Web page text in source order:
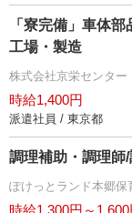
「寮完備」車体
工場・製造
株式会社京栄センター
時給1,400円
派遣社員 / 東京都
調理補助・調理師
ぽけっとランド本郷保